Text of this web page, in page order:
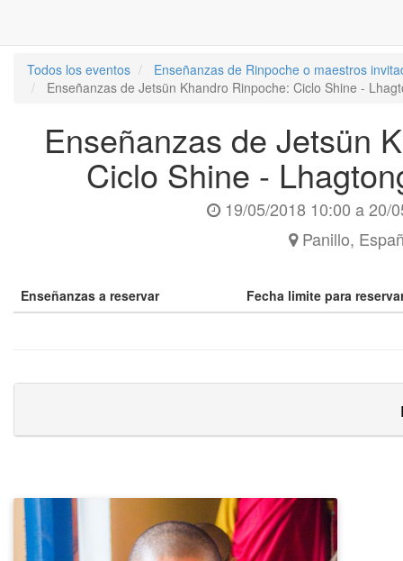
Todos los eventos
Enseñanzas de Rinpoche o maestros
Enseñanzas de Jetsün Khandro Rinpoche: Ciclo Shine -
Enseñanzas de Jetsün
Ciclo Shine -
19/05/2018 10:00 a20/
Panillo,
Enseñanzas a reservar Fecha limite para